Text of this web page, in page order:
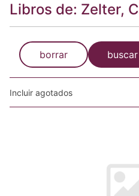
Libros de: Zelter,
borrar buscar
Incluir agotados